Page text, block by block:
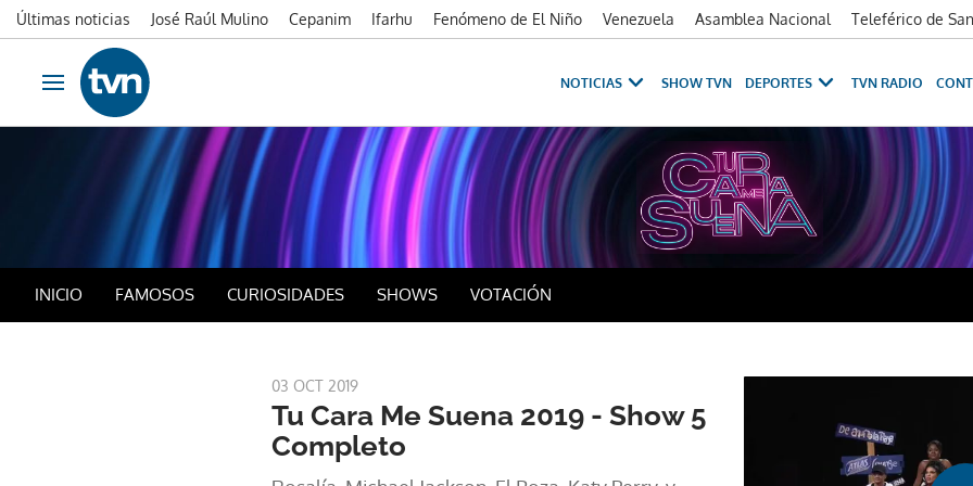
Últimas noticias José Raúl Mulino Cepanim Ifarhu Fenómeno de El Niño Venezuela Asamblea Nacional Teleférico de
Ir al contenido
Obrir navegació
NOTICIAS SHOW TVN DEPORTES TVN RADIO
Show 5
INICIO FAMOSOS CURIOSIDADES SHOWS VOTACIÓN
03 OCT 2019
Tu Cara Me Suena 2019 - Show 5
Completo